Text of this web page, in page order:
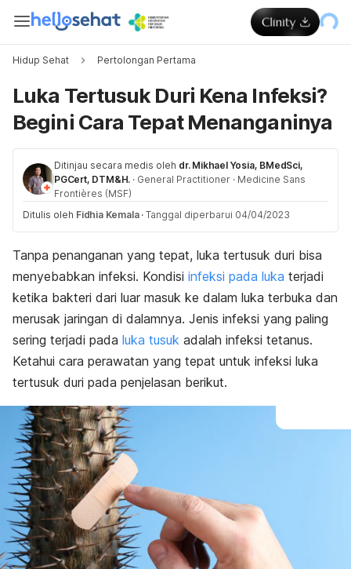
Hidup Sehat Pertolongan Pertama
Luka Tertusuk Duri Kena Infeksi?
Begini Cara Tepat Menanganinya
Ditinjau secara medis oleh dr. Mikhael Yosia, BMedSci,
PGCert, DTM&H. · General Practitioner · Medicine Sans
Frontières (MSF)
Ditulis oleh Fidhia Kemala · Tanggal diperbarui 04/04/2023
Tanpa penanganan yang tepat, luka tertusuk duri bisa
menyebabkan infeksi. Kondisi infeksi pada luka terjadi
ketika bakteri dari luar masuk ke dalam luka terbuka dan
merusak jaringan di dalamnya. Jenis infeksi yang paling
sering terjadi pada luka tusuk adalah infeksi tetanus.
Ketahui cara perawatan yang tepat untuk infeksi luka
tertusuk duri pada penjelasan berikut.